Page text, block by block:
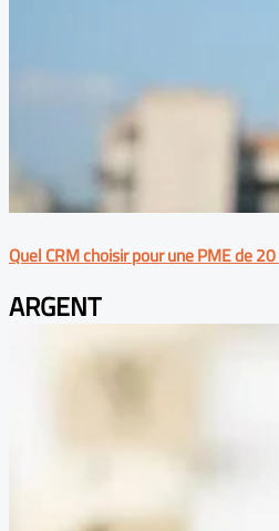
Quel CRM choisir pour une PME de
ARGENT